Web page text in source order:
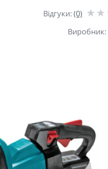
Відгуки:(0)
Виробник: